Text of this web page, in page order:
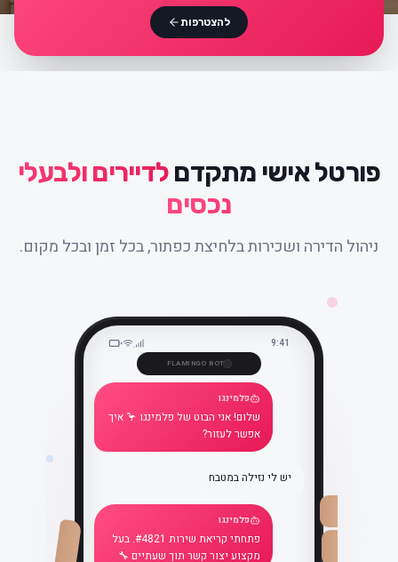
להצטרפות
פורטל אישי מתקדםלדיירים ולבעלי
נכסים
ניהול הדירה ושכירות בלחיצת כפתור, בכל זמן ובכל מקום.
9:41
FLAMINGO BOT
פלמינגו
שלום! אני הבוט של פלמינגו 🦩 איך
אפשר לעזור?
יש לי נזילה במטבח
פלמינגו
פתחתי קריאת שירות #4821. בעל
מקצוע יצור קשר תוך שעתיים 🔧